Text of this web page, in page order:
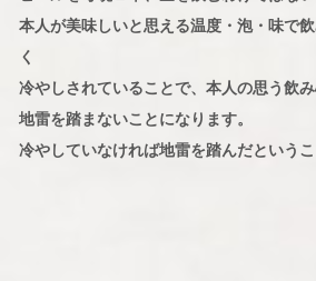
本人が美味しいと思える温度・泡・味で
く
冷やしされていることで、本人の思う飲み
地雷を踏まないことになります。
冷やしていなければ地雷を踏んだというこ